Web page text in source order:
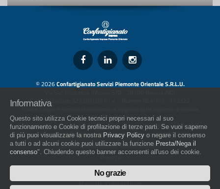
© 2026Confartigianato Servizi Piemonte Orientale S.R.L.U.
Capitale Sociale: 526.000,00 € i.v. - Numero REA: NO - 173322
Codice fiscale e numero di iscrizione al Registro delle Imprese di Novara
01436930034
artigiani.it è registrato nel Registro della Stampa Periodica con il nr. 562
con Decreto del Presidente del Tribunale di Novara del 07/03/13
Direttore Responsabile: Amleto Impaloni
Privacy
Cookie
Whistleblowing
Manuale d'uso del logo
Informativa
Questo sito utilizza Cookie tecnici propri necessari al suo
funzionamento e Cookie di profilazione di terze parti. Se vuoi saperne
di più puoi visualizzare la nostra Privacy Policy o negare il consenso
a tutti o ad alcuni cookie puoi utilizzare la funzione Presta/Nega il
consenso". Chiudendo questo banner acconsenti all'uso dei cookie.
No grazie